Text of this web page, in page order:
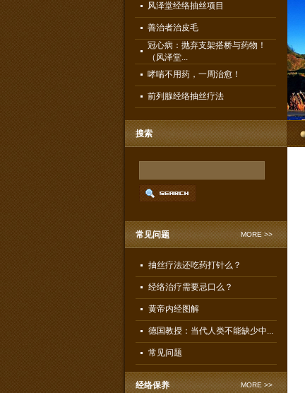
风泽堂经络抽丝项目
善治者治皮毛
冠心病：抛弃支架搭桥与药物！
（风泽堂...
哮喘不用药，一周治愈！
前列腺经络抽丝疗法
搜索
常见问题 MORE >>
抽丝疗法还吃药打针么？
经络治疗需要忌口么？
黄帝内经图解
德国教授：当代人类不能缺少中...
常见问题
经络保养 MORE >>